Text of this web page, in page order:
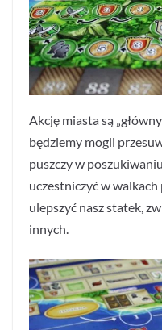
Akcję miasta są
będziemy mogli
puszczy w
uczestniczyć w walkach
ulepszyć nasz statek,
innych.